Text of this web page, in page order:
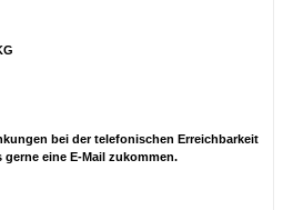
bei der telefonischen Erreichbarkeit
eine E-Mail zukommen.